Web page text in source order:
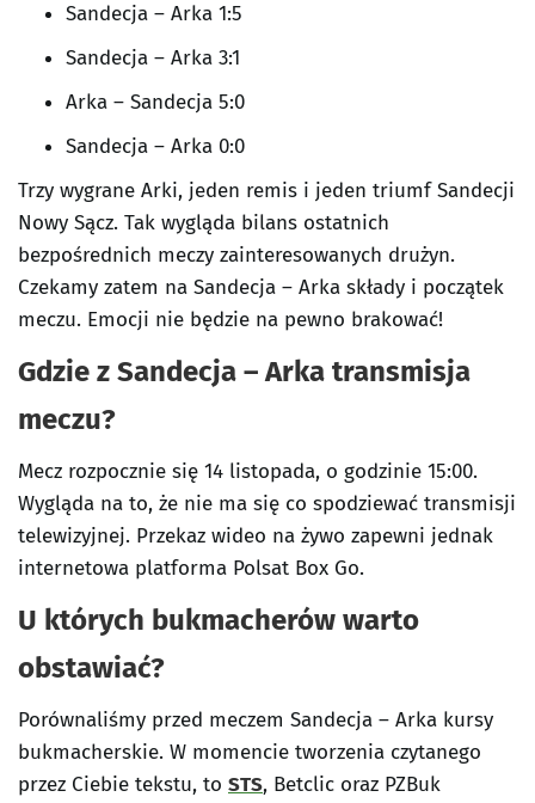
Sandecja – Arka 1:5
Sandecja – Arka 3:1
Arka – Sandecja 5:0
Sandecja – Arka 0:0
Trzy wygrane Arki, jeden remis i jeden triumf Sandecji
Nowy Sącz. Tak wygląda bilans ostatnich
bezpośrednich meczy zainteresowanych drużyn.
Czekamy zatem na Sandecja – Arka składy i początek
meczu. Emocji nie będzie na pewno brakować!
Gdzie z Sandecja – Arka transmisja
meczu?
Mecz rozpocznie się 14 listopada, o godzinie 15:00.
Wygląda na to, że nie ma się co spodziewać transmisji
telewizyjnej. Przekaz wideo na żywo zapewni jednak
internetowa platforma Polsat Box Go.
U których bukmacherów warto
obstawiać?
Porównaliśmy przed meczem Sandecja – Arka kursy
bukmacherskie. W momencie tworzenia czytanego
przez Ciebie tekstu, to STS, Betclic oraz PZBuk